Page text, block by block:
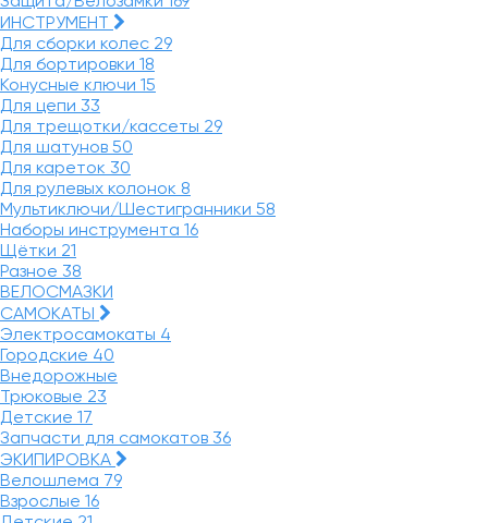
ИНСТРУМЕНТ
Для сборки колес 29
Для бортировки 18
Конусные ключи 15
Для цепи 33
Для трещотки/кассеты 29
Для шатунов 50
Для кареток 30
Для рулевых колонок 8
Мультиключи/Шестигранники 58
Наборы инструмента 16
Щётки 21
Разное 38
ВЕЛОСМАЗКИ
САМОКАТЫ
Электросамокаты 4
Городские 40
Внедорожные
Трюковые 23
Детские 17
Запчасти для самокатов 36
ЭКИПИРОВКА
Велошлема 79
Взрослые 16